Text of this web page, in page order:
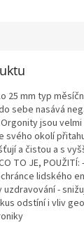
25 mm typ
sebe nasává
jsou
svého okolí
a čistou a s
TO JE,
lidského
-
odstíní i vliv